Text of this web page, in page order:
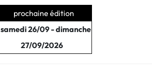
prochaine édition
samedi 26/09 - dimanche
27/09/2026